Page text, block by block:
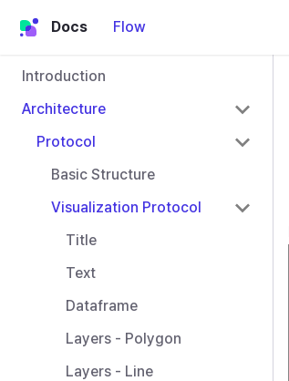
Docs Flow
Introduction
Architecture
Protocol
Basic Structure
Visualization Protocol
Title
Text
Dataframe
Layers - Polygon
Layers - Line